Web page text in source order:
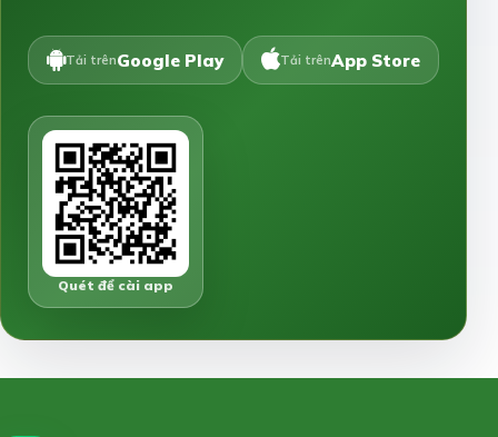
Tải trênGoogle Play Tải trênApp Store
Quét để cài app